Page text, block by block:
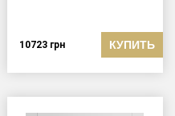
10723 грн КУПИТЬ